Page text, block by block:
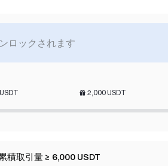
CFD Stellar Lucky Draw
ロックされます
USDT 2,000USDT
累積取引量 ≥ 6,000 USDT